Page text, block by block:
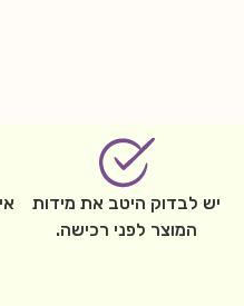
יש לבדוק היטב את מידות
המוצר לפני רכישה.